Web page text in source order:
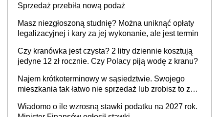
Sprzedaż przebiła nową podaż
Masz niezgłoszoną studnię? Można uniknąć opłaty
legalizacyjnej i kary za jej wykonanie, ale jest termin
Czy kranówka jest czysta? 2 litry dziennie kosztują
jedyne 12 zł rocznie. Czy Polacy piją wodę z kranu?
Najem krótkoterminowy w sąsiedztwie. Swojego
mieszkania tak łatwo nie sprzedaż lub zrobisz to ze
Wiadomo o ile wzrosną stawki podatku na 2027 rok.